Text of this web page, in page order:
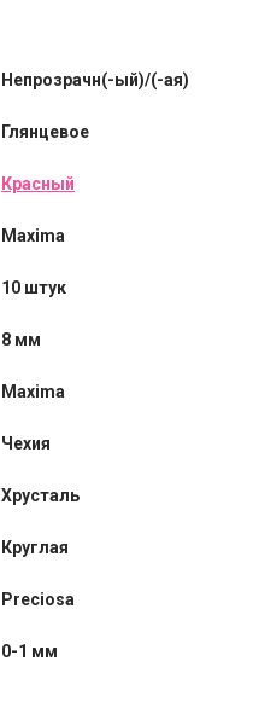
Непрозрачн(-ый)/(-ая)
Глянцевое
Красный
Maxima
10 штук
8 мм
Maxima
Чехия
Хрусталь
Круглая
Preciosa
0-1 мм